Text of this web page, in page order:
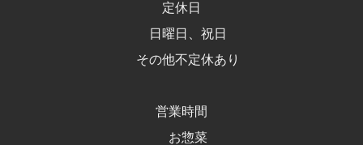
定休日
日曜日、祝日
その他不定休あり
営業時間
お惣菜